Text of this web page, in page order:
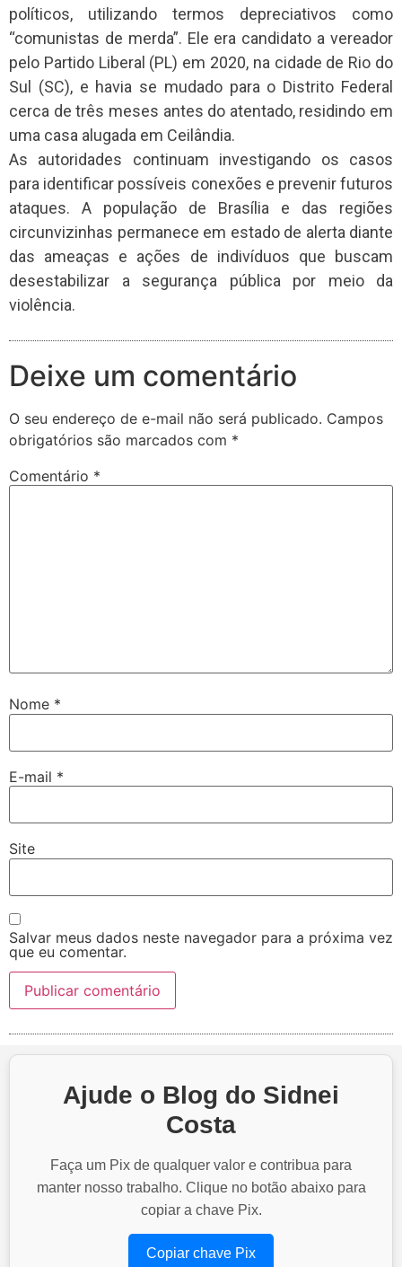
políticos, utilizando termos depreciativos como
“comunistas de merda”. Ele era candidato a vereador
pelo Partido Liberal (PL) em 2020, na cidade de Rio do
Sul (SC), e havia se mudado para o Distrito Federal
cerca de três meses antes do atentado, residindo em
uma casa alugada em Ceilândia.
As autoridades continuam investigando os casos
para identificar possíveis conexões e prevenir futuros
ataques. A população de Brasília e das regiões
circunvizinhas permanece em estado de alerta diante
das ameaças e ações de indivíduos que buscam
desestabilizar a segurança pública por meio da
violência.
Deixe um comentário
O seu endereço de e-mail não será publicado. Campos
obrigatórios são marcados com *
Comentário *
Nome *
E-mail *
Site
Salvar meus dados neste navegador para a próxima vez
que eu comentar.
Ajude o Blog do Sidnei
Costa
Faça um Pix de qualquer valor e contribua para
manter nosso trabalho. Clique no botão abaixo para
copiar a chave Pix.
Copiar chave Pix